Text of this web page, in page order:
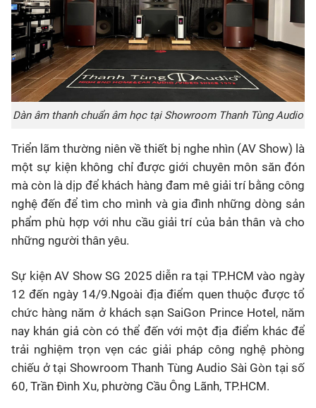
Dàn âm thanh chuẩn âm học tại Showroom Thanh Tùng Audio
Triển lãm thường niên về thiết bị nghe nhìn (AV Show) là
một sự kiện không chỉ được giới chuyên môn săn đón
mà còn là dịp để khách hàng đam mê giải trí bằng công
nghệ đến để tìm cho mình và gia đình những dòng sản
phẩm phù hợp với nhu cầu giải trí của bản thân và cho
những người thân yêu.
Sự kiện AV Show SG 2025 diễn ra tại TP.HCM vào ngày
12 đến ngày 14/9.Ngoài địa điểm quen thuộc được tổ
chức hàng năm ở khách sạn SaiGon Prince Hotel, năm
nay khán giả còn có thể đến với một địa điểm khác để
trải nghiệm trọn vẹn các giải pháp công nghệ phòng
chiếu ở tại Showroom Thanh Tùng Audio Sài Gòn tại số
60, Trần Đình Xu, phường Cầu Ông Lãnh, TP.HCM.